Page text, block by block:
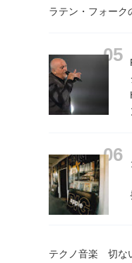
ラテン・フォー
テクノ音楽 切な